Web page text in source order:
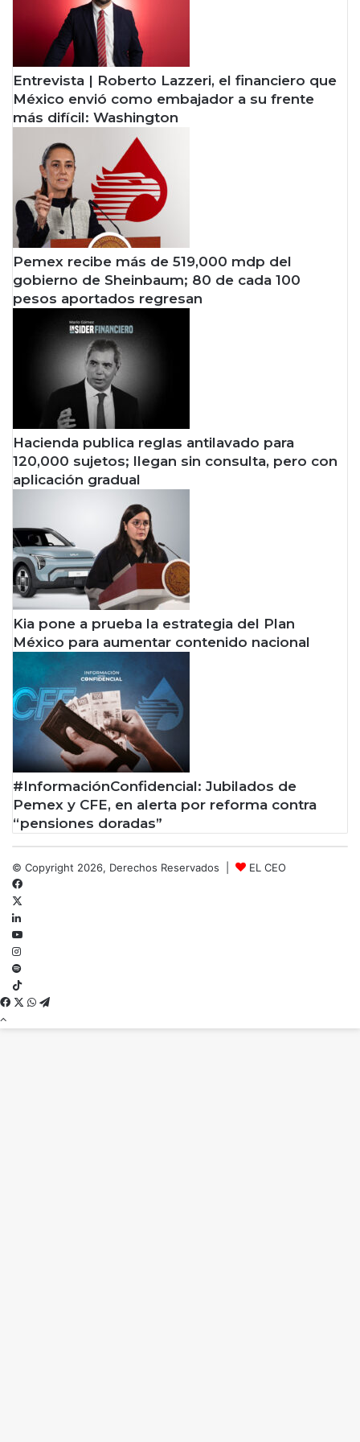
s
ó
n
a
n
i
c
o
i
o
a
n
c
Entrevista | Roberto Lazzeri, el financiero que
México envió como embajador a su frente
más difícil: Washington
Pemex recibe más de 519,000 mdp del
gobierno de Sheinbaum; 80 de cada 100
pesos aportados regresan
Hacienda publica reglas antilavado para
120,000 sujetos; llegan sin consulta, pero con
aplicación gradual
Kia pone a prueba la estrategia del Plan
México para aumentar contenido nacional
#InformaciónConfidencial: Jubilados de
Pemex y CFE, en alerta por reforma contra
“pensiones doradas”
© Copyright 2026, Derechos Reservados |
EL CEO
Spotify
Facebook
X WhatsApp